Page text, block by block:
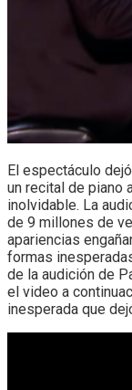
El espectáculo
un recital de piano
inolvidable. La
de 9 millones de
apariencias
formas
de la audición de
el video a
inesperada que